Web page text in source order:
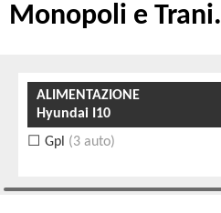
Monopoli e Trani.
ALIMENTAZIONE
Hyundai I10
Gpl (3 auto)